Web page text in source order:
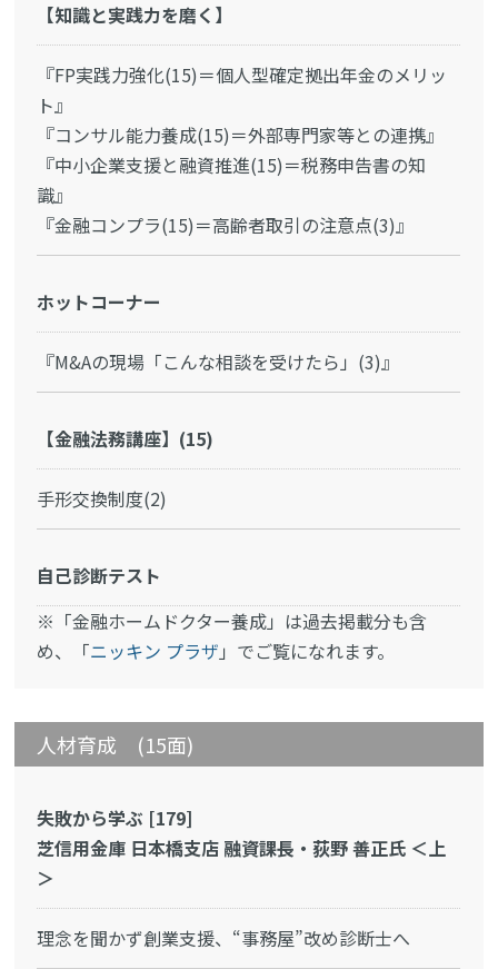
【知識と実践力を磨く】
『FP実践力強化(15)＝個人型確定拠出年金のメリッ
ト』
『コンサル能力養成(15)＝外部専門家等との連携』
『中小企業支援と融資推進(15)＝税務申告書の知
識』
『金融コンプラ(15)＝高齢者取引の注意点(3)』
ホットコーナー
『M&Aの現場「こんな相談を受けたら」(3)』
【金融法務講座】(15)
手形交換制度(2)
自己診断テスト
※「金融ホームドクター養成」は過去掲載分も含
め、「ニッキン プラザ 」でご覧になれます。
人材育成 (15面)
失敗から学ぶ [179]
芝信用金庫 日本橋支店 融資課長・荻野 善正氏 ＜上
＞
理念を聞かず創業支援、“事務屋”改め診断士へ